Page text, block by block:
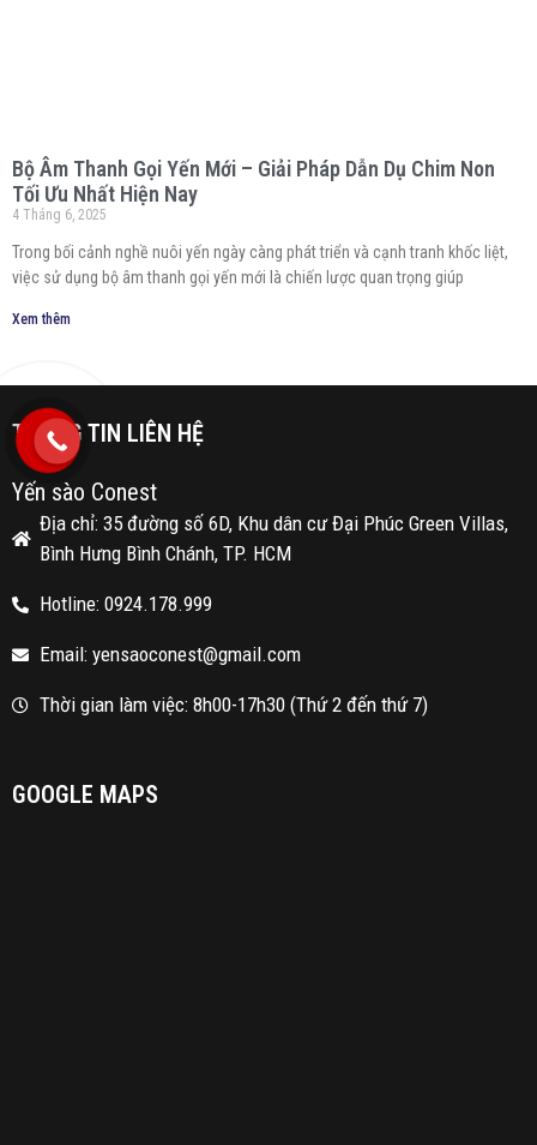
Bộ Âm Thanh Gọi Yến Mới – Giải Pháp Dẫn Dụ Chim Non
Tối Ưu Nhất Hiện Nay
4 Tháng 6, 2025
Trong bối cảnh nghề nuôi yến ngày càng phát triển và cạnh tranh khốc liệt,
việc sử dụng bộ âm thanh gọi yến mới là chiến lược quan trọng giúp
Xem thêm
THÔNG TIN LIÊN HỆ
Yến sào Conest
Địa chỉ: 35 đường số 6D, Khu dân cư Đại Phúc Green Villas,
Bình Hưng Bình Chánh, TP. HCM
Hotline: 0924.178.999
Email: yensaoconest@gmail.com
Thời gian làm việc: 8h00-17h30 (Thứ 2 đến thứ 7)
GOOGLE MAPS